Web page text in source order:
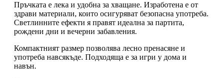
Пръчката е лека и удобна за хващане. Изработена е от
здрави материали, които осигуряват безопасна употреба.
Светлинните ефекти я правят идеална за партита,
рождени дни и вечерни забавления.
Компактният размер позволява лесно пренасяне и
употреба навсякъде. Подходяща е за игри у дома и
навън.